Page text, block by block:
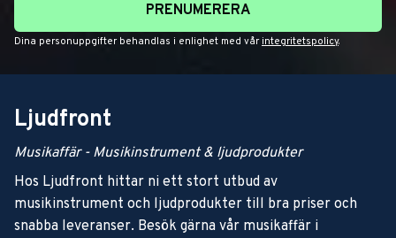
PRENUMERERA
Dina personuppgifter behandlas i enlighet med vår integritetspolicy.
Ljudfront
Musikaffär - Musikinstrument & ljudprodukter
Hos Ljudfront hittar ni ett stort utbud av
musikinstrument och ljudprodukter till bra priser och
snabba leveranser. Besök gärna vår musikaffär i